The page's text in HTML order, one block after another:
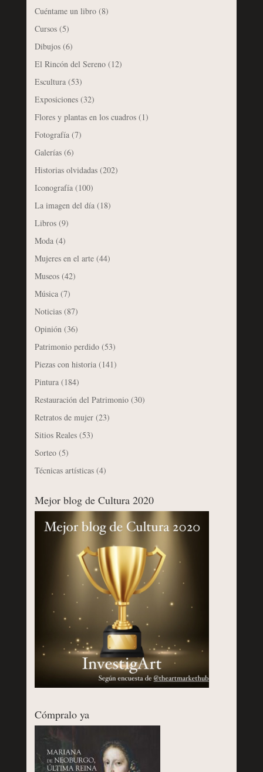
Cuéntame un libro(8)
Cursos(5)
Dibujos(6)
El Rincón del Sereno(12)
Escultura(53)
Exposiciones(32)
Flores y plantas en los cuadros(1)
Fotografía(7)
Galerías(6)
Historias olvidadas(202)
Iconografía(100)
La imagen del día(18)
Libros(9)
Moda(4)
Mujeres en el arte(44)
Museos(42)
Música(7)
Noticias(87)
Opinión (36)
Patrimonio perdido(53)
Piezas con historia(141)
Pintura(184)
Restauración del Patrimonio(30)
Retratos de mujer(23)
Sitios Reales(53)
Sorteo(5)
Técnicas artísticas(4)
Mejor blog de Cultura 2020
Cómpralo ya